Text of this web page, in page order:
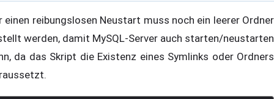
einen reibungslosen Neustart muss noch ein leerer Ordner
werden, damit MySQL-Server auch starten/neustarten
da das Skript die Existenz eines Symlinks oder Ordners